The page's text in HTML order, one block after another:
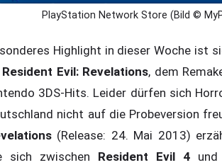
PlayStation Network Store (Bild ©
Highlight in dieser Woche ist
Resident Evil: Revelations, dem
3DS-Hits. Leider dürfen sich
nicht auf die Probeversion
(Release: 24. Mai 2013)
sich zwischen Resident Evil 4 und